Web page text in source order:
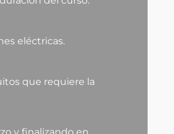
eléctricas.
que requiere la